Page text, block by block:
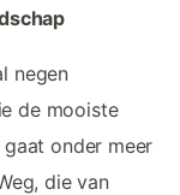
negen
de mooiste
onder meer
die van